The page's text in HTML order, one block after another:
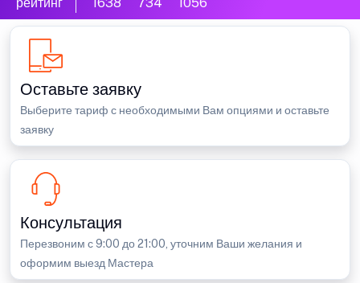
Оставьте заявку
Выберите тариф с необходимыми Вам опциями и оставьте
заявку
Консультация
Перезвоним с 9:00 до 21:00, уточним Ваши желания и
оформим выезд Мастера